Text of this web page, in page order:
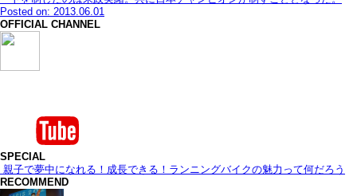
Posted on: 2013.06.01
OFFICIAL CHANNEL
SPECIAL
親子で夢中になれる！成長できる！ランニングバイクの魅力って何だろう
RECOMMEND